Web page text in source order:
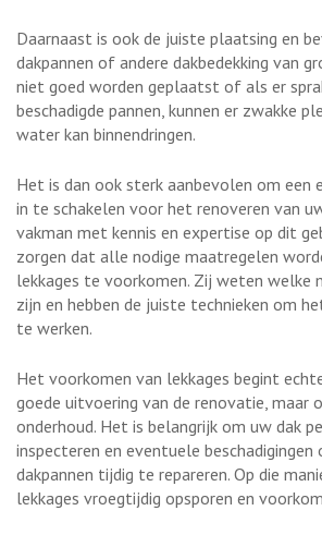
Daarnaast is ook de juiste plaatsing en
dakpannen of andere dakbedekking van
niet goed worden geplaatst of als er
beschadigde pannen, kunnen er zwakke
water kan binnendringen.
Het is dan ook sterk aanbevolen om een
in te schakelen voor het renoveren van
vakman met kennis en expertise op dit
zorgen dat alle nodige maatregelen
lekkages te voorkomen. Zij weten welke
zijn en hebben de juiste technieken om
te werken.
Het voorkomen van lekkages begint
goede uitvoering van de renovatie, maar
onderhoud. Het is belangrijk om uw dak
inspecteren en eventuele
dakpannen tijdig te repareren. Op die
lekkages vroegtijdig opsporen en